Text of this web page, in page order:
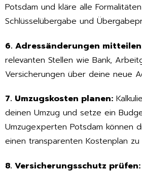
Potsdam und kläre alle
Schlüsselübergabe und
6. Adressänderungen
relevanten Stellen wie Bank,
Versicherungen über deine neue
7. Umzugskosten planen:
deinen Umzug und setze ein
Umzugexperten Potsdam können
einen transparenten Kostenplan zu
8. Versicherungsschutz prüfen: